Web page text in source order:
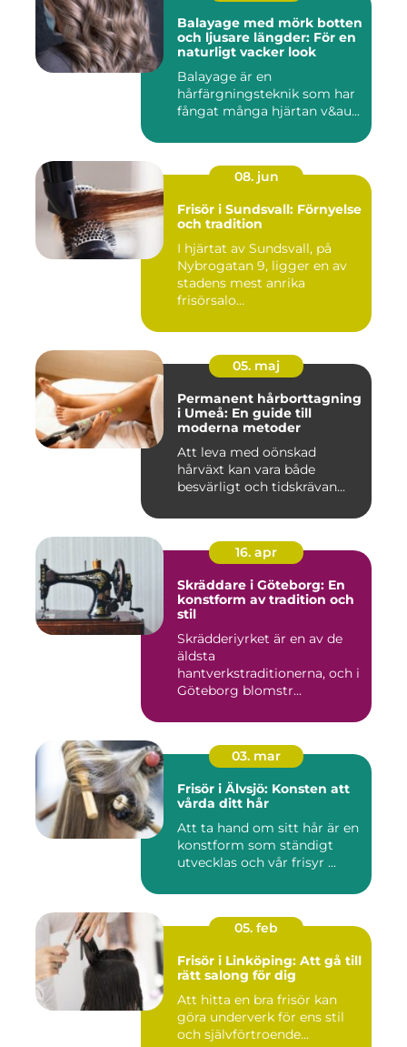
Balayage med mörk botten
och ljusare längder: För en
naturligt vacker look
Balayage är en
hårfärgningsteknik som har
fångat många hjärtan v&au...
08. jun
Frisör i Sundsvall: Förnyelse
och tradition
I hjärtat av Sundsvall, på
Nybrogatan 9, ligger en av
stadens mest anrika
frisörsalo...
05. maj
Permanent hårborttagning
i Umeå: En guide till
moderna metoder
Att leva med oönskad
hårväxt kan vara både
besvärligt och tidskrävan...
16. apr
Skräddare i Göteborg: En
konstform av tradition och
stil
Skrädderiyrket är en av de
äldsta
hantverkstraditionerna, och i
Göteborg blomstr...
03. mar
Frisör i Älvsjö: Konsten att
vårda ditt hår
Att ta hand om sitt hår är en
konstform som ständigt
utvecklas och vår frisyr ...
05. feb
Frisör i Linköping: Att gå till
rätt salong för dig
Att hitta en bra frisör kan
göra underverk för ens stil
och självförtroende...